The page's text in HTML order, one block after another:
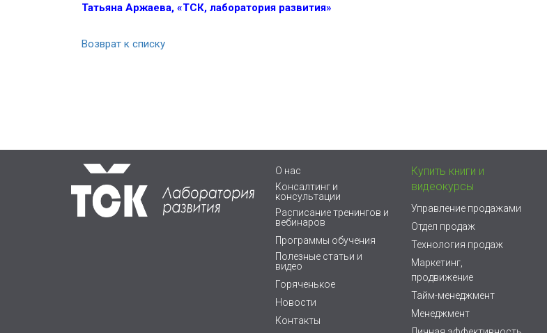
Татьяна Аржаева, «ТСК, лаборатория развития»
Возврат к списку
О нас
Консалтинг и
консультации
Расписание тренингов и
вебинаров
Программы обучения
Полезные статьи и
видео
Горяченькое
Новости
Контакты
Купить книги и
видеокурсы
Управление продажами
Отдел продаж
Технология продаж
Маркетинг,
продвижение
Тайм-менеджмент
Менеджмент